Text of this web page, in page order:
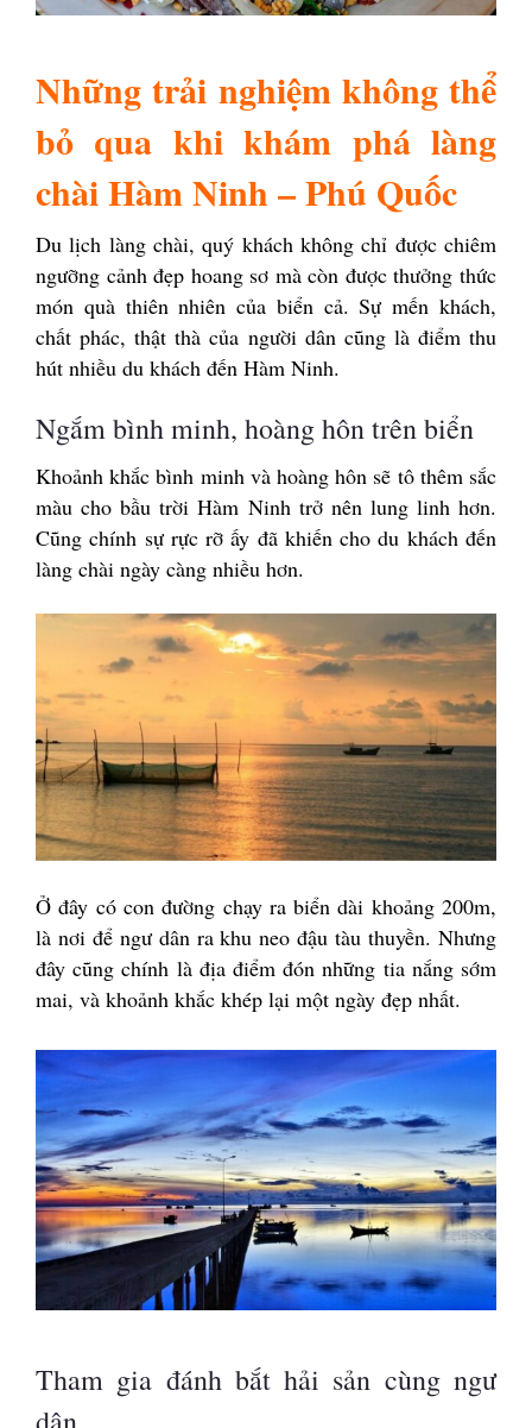
Những trải nghiệm không thể
bỏ qua khi khám phá làng
chài Hàm Ninh – Phú Quốc
Du lịch làng chài, quý khách không chỉ được chiêm
ngưỡng cảnh đẹp hoang sơ mà còn được thưởng thức
món quà thiên nhiên của biển cả. Sự mến khách,
chất phác, thật thà của người dân cũng là điểm thu
hút nhiều du khách đến Hàm Ninh.
Ngắm bình minh, hoàng hôn trên biển
Khoảnh khắc bình minh và hoàng hôn sẽ tô thêm sắc
màu cho bầu trời Hàm Ninh trở nên lung linh hơn.
Cũng chính sự rực rỡ ấy đã khiến cho du khách đến
làng chài ngày càng nhiều hơn.
Ở đây có con đường chạy ra biển dài khoảng 200m,
là nơi để ngư dân ra khu neo đậu tàu thuyền. Nhưng
đây cũng chính là địa điểm đón những tia nắng sớm
mai, và khoảnh khắc khép lại một ngày đẹp nhất.
Tham gia đánh bắt hải sản cùng ngư